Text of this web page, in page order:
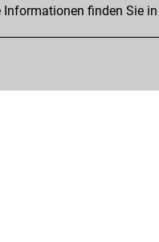
Informationen finden Sie